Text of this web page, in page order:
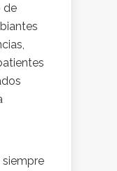
de
siempre